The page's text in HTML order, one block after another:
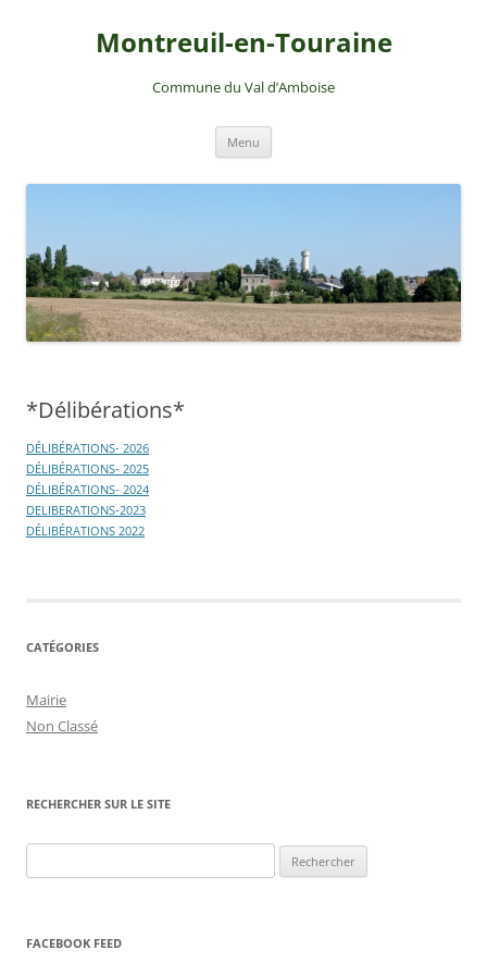
Montreuil-en-Touraine
Commune du Val d’Amboise
Menu
*Délibérations*
DÉLIBÉRATIONS- 2026
DÉLIBÉRATIONS- 2025
DÉLIBÉRATIONS- 2024
DELIBERATIONS-2023
DÉLIBÉRATIONS 2022
CATÉGORIES
Mairie
Non Classé
RECHERCHER SUR LE SITE
FACEBOOK FEED